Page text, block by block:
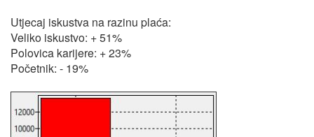
Utjecaj iskustva na razinu plaća:
Veliko iskustvo: + 51%
Polovica karijere: + 23%
Početnik: - 19%